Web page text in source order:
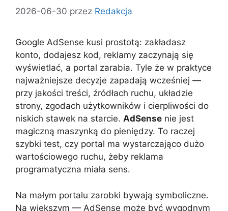
2026-06-30 przez Redakcja
Google AdSense kusi prostotą: zakładasz
konto, dodajesz kod, reklamy zaczynają się
wyświetlać, a portal zarabia. Tyle że w praktyce
najważniejsze decyzje zapadają wcześniej —
przy jakości treści, źródłach ruchu, układzie
strony, zgodach użytkowników i cierpliwości do
niskich stawek na starcie. AdSense nie jest
magiczną maszynką do pieniędzy. To raczej
szybki test, czy portal ma wystarczająco dużo
wartościowego ruchu, żeby reklama
programatyczna miała sens.
Na małym portalu zarobki bywają symboliczne.
Na większym — AdSense może być wygodnym